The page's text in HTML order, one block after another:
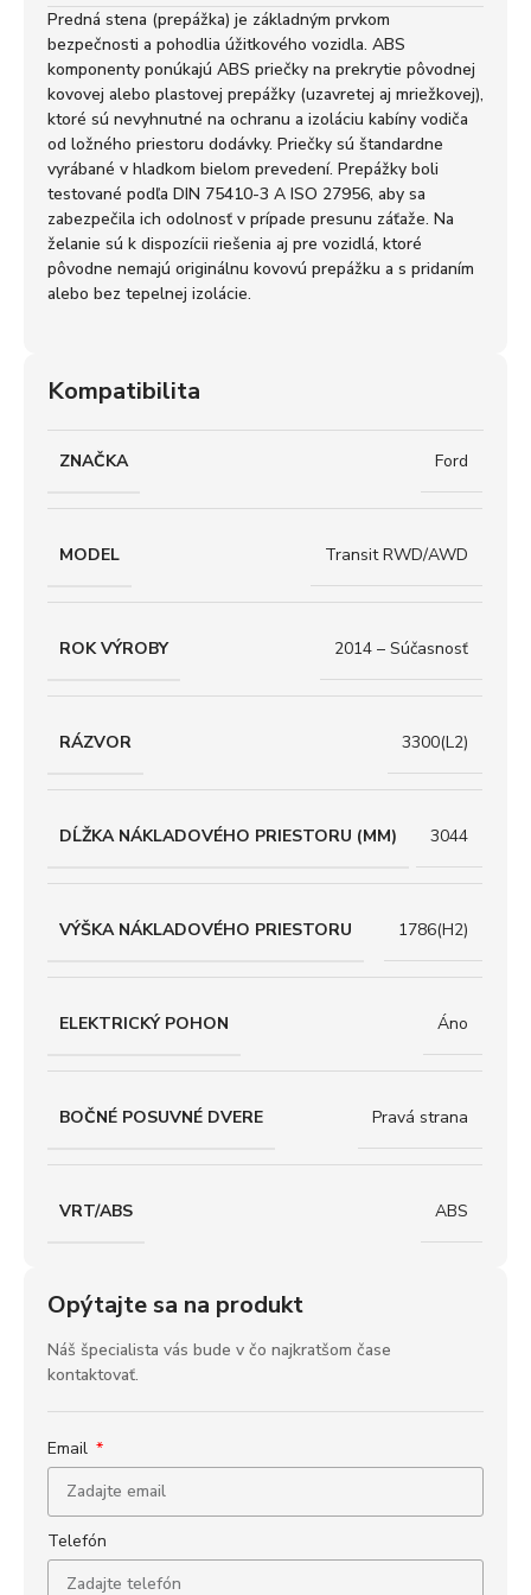
Predná stena (prepážka) je základným prvkom
bezpečnosti a pohodlia úžitkového vozidla. ABS
komponenty ponúkajú ABS priečky na prekrytie pôvodnej
kovovej alebo plastovej prepážky (uzavretej aj mriežkovej),
ktoré sú nevyhnutné na ochranu a izoláciu kabíny vodiča
od ložného priestoru dodávky. Priečky sú štandardne
vyrábané v hladkom bielom prevedení. Prepážky boli
testované podľa DIN 75410-3 A ISO 27956, aby sa
zabezpečila ich odolnosť v prípade presunu záťaže. Na
želanie sú k dispozícii riešenia aj pre vozidlá, ktoré
pôvodne nemajú originálnu kovovú prepážku a s pridaním
alebo bez tepelnej izolácie.
Kompatibilita
ZNAČKA Ford
MODEL Transit RWD/AWD
ROK VÝROBY 2014 – Súčasnosť
RÁZVOR 3300(L2)
DĹŽKA NÁKLADOVÉHO PRIESTORU (MM) 3044
VÝŠKA NÁKLADOVÉHO PRIESTORU 1786(H2)
ELEKTRICKÝ POHON Áno
BOČNÉ POSUVNÉ DVERE Pravá strana
VRT/ABS ABS
Opýtajte sa na produkt
Náš špecialista vás bude v čo najkratšom čase
kontaktovať.
Email
Telefón